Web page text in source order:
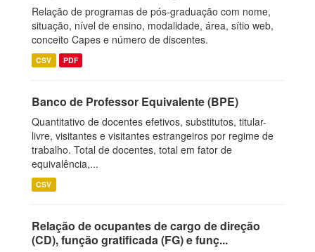
Relação de programas de pós-graduação com nome,
situação, nível de ensino, modalidade, área, sítio web,
conceito Capes e número de discentes.
CSV PDF
Banco de Professor Equivalente (BPE)
Quantitativo de docentes efetivos, substitutos, titular-
livre, visitantes e visitantes estrangeiros por regime de
trabalho. Total de docentes, total em fator de
equivalência,...
CSV
Relação de ocupantes de cargo de direção
(CD), função gratificada (FG) e funç...